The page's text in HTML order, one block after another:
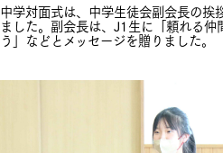
中学対面式は、中学生徒会副会長の挨
ました。副会長は、J1生に「頼れる仲
う」などとメッセージを贈りました。